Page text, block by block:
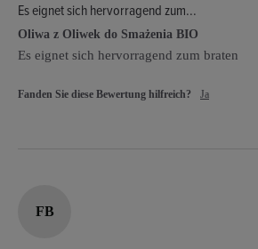
Es eignet sich hervorragend zum...
Oliwa z Oliwek do Smażenia BIO
Es eignet sich hervorragend zum braten
Fanden Sie diese Bewertung hilfreich? Ja
FB